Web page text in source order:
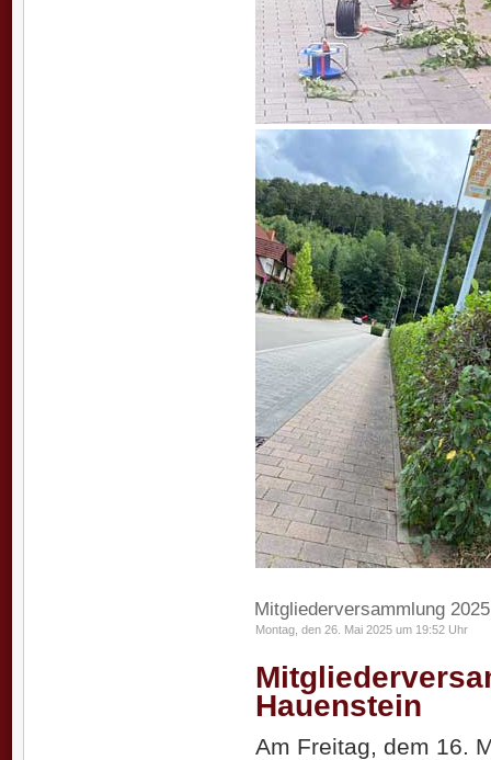
Mitgliederversammlung 2025
Montag, den 26. Mai 2025 um 19:52 Uhr
Hauenstein
Am Freitag, dem 16.